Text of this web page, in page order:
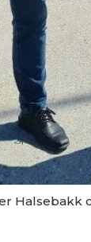
Halsebakk